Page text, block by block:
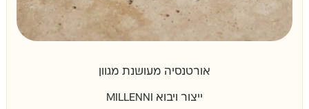
אורטנסיה מעושנת מגוון
ייצור ויבוא MILLENNI